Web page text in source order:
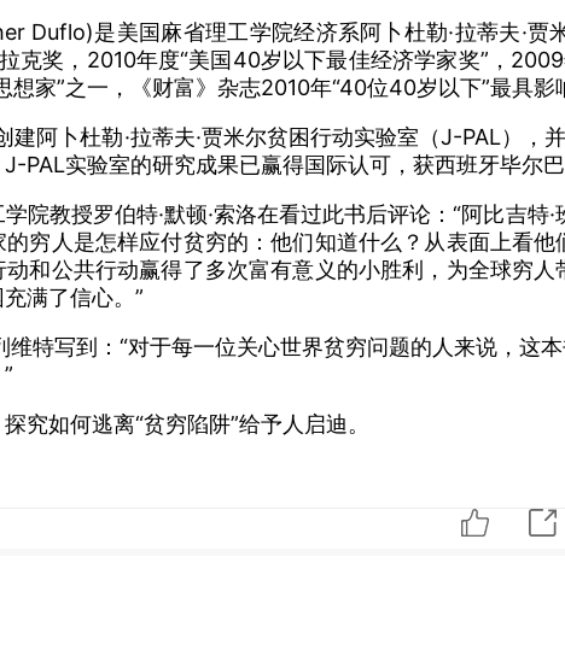
Duflo)是美国麻省理工学院经济系阿卜杜勒·拉蒂夫·
克奖，2010年度“美国40岁以下最佳经济学家奖”，
家”之一，《财富》杂志2010年“40位40岁以下”最具影
阿卜杜勒·拉蒂夫·贾米尔贫困行动实验室（J-PAL）
PAL实验室的研究成果已赢得国际认可，获西班牙毕尔巴
院教授罗伯特·默顿·索洛在看过此书后评论：“阿比吉
穷人是怎样应付贫穷的：他们知道什么？从表面上看
和公共行动赢得了多次富有意义的小胜利，为全球穷
满了信心。”
维特写到：“对于每一位关心世界贫穷问题的人来说，
究如何逃离“贫穷陷阱”给予人启迪。